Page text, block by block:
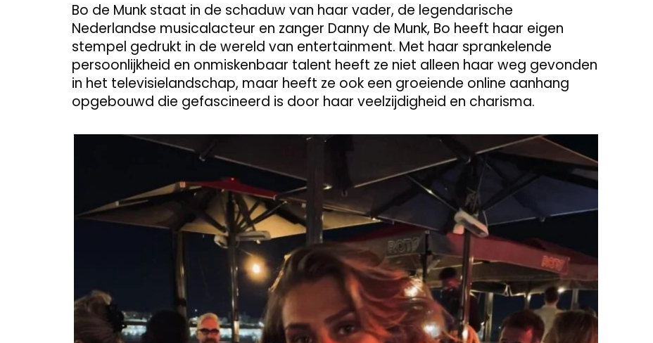
Bo de Munk staat in de schaduw van haar vader, de legendarische
Nederlandse musicalacteur en zanger Danny de Munk, Bo heeft haar eigen
stempel gedrukt in de wereld van entertainment. Met haar sprankelende
persoonlijkheid en onmiskenbaar talent heeft ze niet alleen haar weg gevonden
in het televisielandschap, maar heeft ze ook een groeiende online aanhang
opgebouwd die gefascineerd is door haar veelzijdigheid en charisma.